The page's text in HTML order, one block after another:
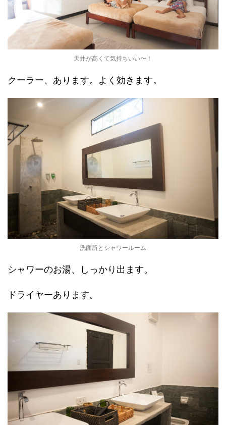
天井が高くて気持ちいい〜！
クーラー、あります。よく効きます。
洗面所とシャワールーム
シャワーのお湯、しっかり出ます。
ドライヤーあります。